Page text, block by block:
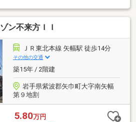
ン不来方ＩＩ
ＪＲ東北本線 矢幅駅 徒歩14分
その他の交通
築15年 / 2階建
岩手県紫波郡矢巾町大字南矢幅
第９地割
5.80万円